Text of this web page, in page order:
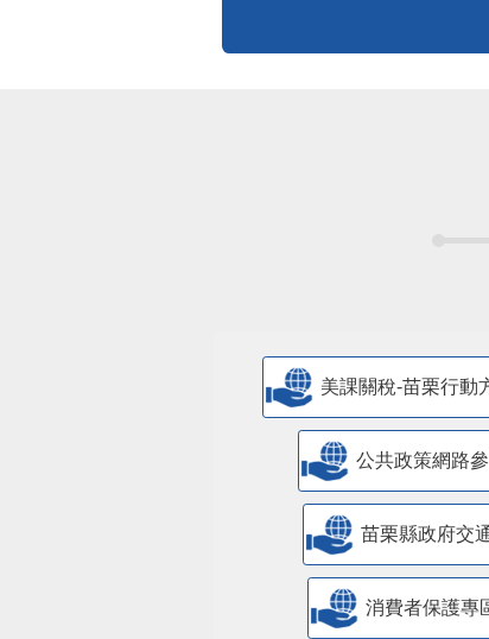
美課關稅-苗栗行動
公共政策網路
苗栗縣政府交
消費者保護專